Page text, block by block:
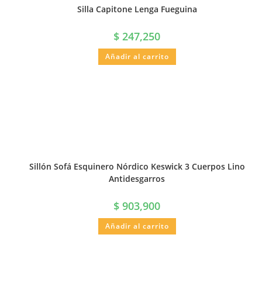
Silla Capitone Lenga Fueguina
$ 247,250
Añadir al carrito
Sillón Sofá Esquinero Nórdico Keswick 3 Cuerpos Lino
Antidesgarros
$ 903,900
Añadir al carrito